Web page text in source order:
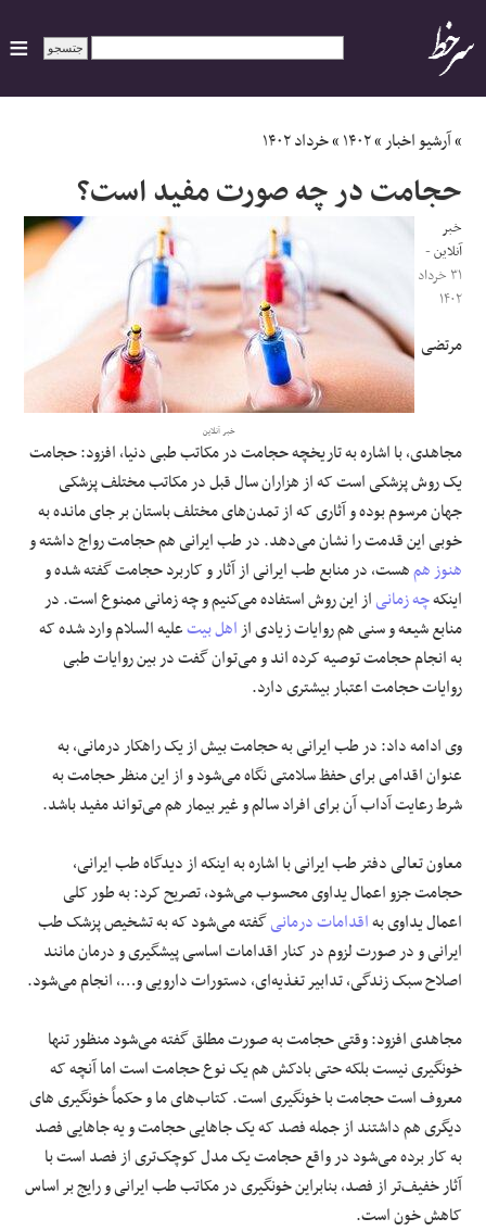
ایران
سیاسی
اقتصاد
ورزشی
اجتماعی
حوادث
علوم و فن آوری
فرهنگی و هنری
مقالات
»آرشیو اخبار»۱۴۰۲»خرداد ۱۴۰۲
حجامت در چه صورت مفید است؟
خبر آنلاین
خبر
آنلاین-
۳۱ خرداد
۱۴۰۲
مرتضی
مجاهدی، با اشاره به تاریخچه حجامت در مکاتب طبی دنیا، افزود: حجامت
یک روش پزشکی است که از هزاران سال قبل در مکاتب مختلف پزشکی
جهان مرسوم بوده و آثاری که از تمدن‌های مختلف باستان بر جای مانده به
خوبی این قدمت را نشان می‌دهد. در طب ایرانی هم حجامت رواج داشته و
هنوز همهست، در منابع طب ایرانی از آثار و کاربرد حجامت گفته شده و
اینکهچه زمانیاز این روش استفاده می‌کنیم و چه زمانی ممنوع است. در
منابع شیعه و سنی هم روایات زیادی ازاهل بیتعلیه السلام وارد شده که
به انجام حجامت توصیه کرده اند و می‌توان گفت در بین روایات طبی
روایات حجامت اعتبار بیشتری دارد.
وی ادامه داد: در طب ایرانی به حجامت بیش از یک راهکار درمانی، به
عنوان اقدامی برای حفظ سلامتی نگاه می‌شود و از این منظر حجامت به
شرط رعایت آداب آن برای افراد سالم و غیر بیمار هم می‌تواند مفید باشد.
معاون تعالی دفتر طب ایرانی با اشاره به اینکه از دیدگاه طب ایرانی،
حجامت جزو اعمال یداوی محسوب می‌شود، تصریح کرد: به طور کلی
اعمال یداوی بهاقدامات درمانیگفته می‌شود که به تشخیص پزشک طب
ایرانی و در صورت لزوم در کنار اقدامات اساسی پیشگیری و درمان مانند
اصلاح سبک زندگی، تدابیر تغذیه‌ای، دستورات دارویی و…، انجام می‌شود.
مجاهدی افزود: وقتی حجامت به صورت مطلق گفته می‌شود منظور تنها
خونگیری نیست بلکه حتی بادکش هم یک نوع حجامت است اما آنچه که
معروف است حجامت با خونگیری است. کتاب‌های ما و حکماً خونگیری های
دیگری هم داشتند از جمله فصد که یک جاهایی حجامت و یه جاهایی فصد
به کار برده می‌شود در واقع حجامت یک مدل کوچک‌تری از فصد است با
آثار خفیف‌تر از فصد، بنابراین خونگیری در مکاتب طب ایرانی و رایج بر اساس
کاهش خون است.